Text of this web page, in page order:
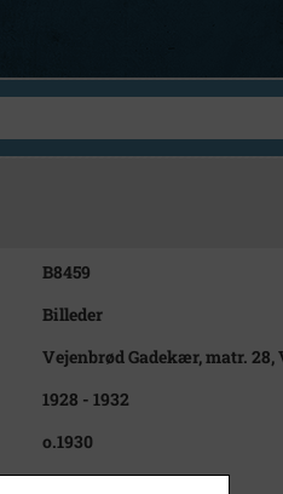
B8459
Billeder
Vejenbrød Gadekær, matr. 28,
1928 - 1932
o.1930
Erik Barbré